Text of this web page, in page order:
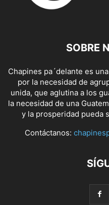
SOBRE
Chapines pa´delante es
por la necesidad de
unida, que aglutina a los
la necesidad de una
y la prosperidad pueda
Contáctanos: